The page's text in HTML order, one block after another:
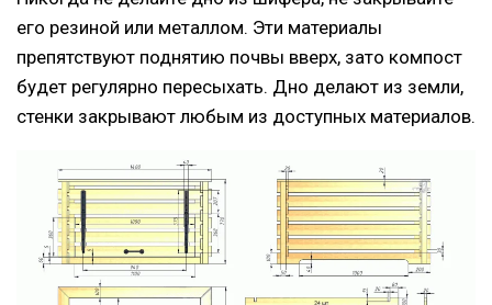
его резиной или металлом. Эти материалы
препятствуют поднятию почвы вверх, зато компост
будет регулярно пересыхать. Дно делают из земли,
стенки закрывают любым из доступных материалов.